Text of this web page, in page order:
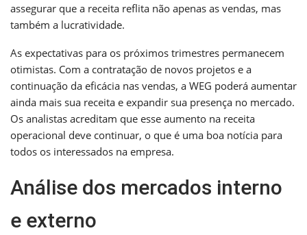
assegurar que a receita reflita não apenas as vendas, mas
também a lucratividade.
As expectativas para os próximos trimestres permanecem
otimistas. Com a contratação de novos projetos e a
continuação da eficácia nas vendas, a WEG poderá aumentar
ainda mais sua receita e expandir sua presença no mercado.
Os analistas acreditam que esse aumento na receita
operacional deve continuar, o que é uma boa notícia para
todos os interessados na empresa.
Análise dos mercados interno
e externo